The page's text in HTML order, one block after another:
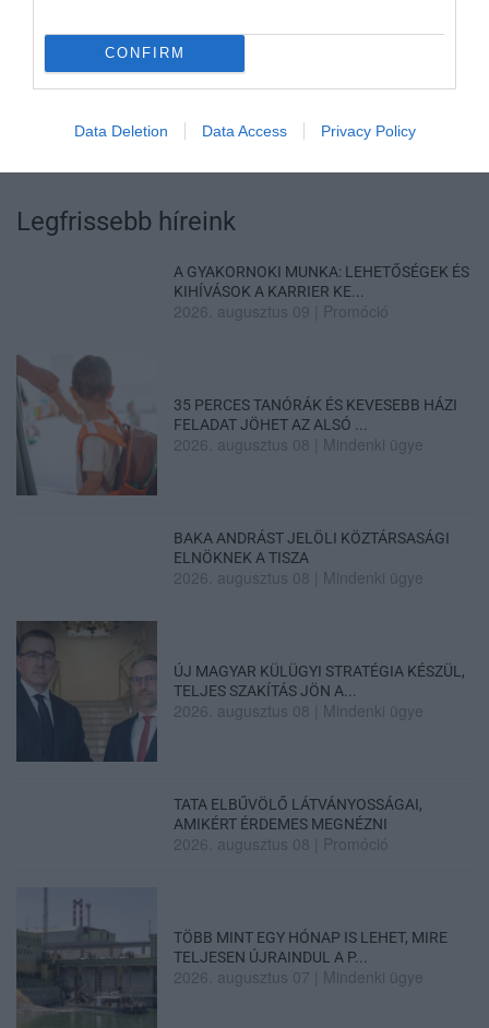
CONFIRM
Data Deletion Data Access Privacy Policy
VISSZA A FŐOLDALRA
Legfrissebb híreink
A GYAKORNOKI MUNKA: LEHETŐSÉGEK ÉS
KIHÍVÁSOK A KARRIER KE...
2026. augusztus 09 Promóció
35 PERCES TANÓRÁK ÉS KEVESEBB HÁZI
FELADAT JÖHET AZ ALSÓ ...
2026. augusztus 08 Mindenki ügye
BAKA ANDRÁST JELÖLI KÖZTÁRSASÁGI
ELNÖKNEK A TISZA
2026. augusztus 08 Mindenki ügye
ÚJ MAGYAR KÜLÜGYI STRATÉGIA KÉSZÜL,
TELJES SZAKÍTÁS JÖN A...
2026. augusztus 08 Mindenki ügye
TATA ELBŰVÖLŐ LÁTVÁNYOSSÁGAI,
AMIKÉRT ÉRDEMES MEGNÉZNI
2026. augusztus 08 Promóció
TÖBB MINT EGY HÓNAP IS LEHET, MIRE
TELJESEN ÚJRAINDUL A P...
2026. augusztus 07 Mindenki ügye